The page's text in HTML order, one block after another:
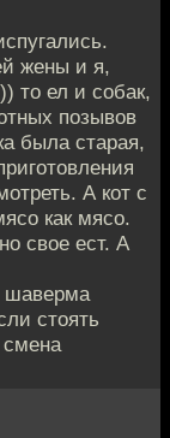
жены и я,
то ел и собак,
позывов
была старая,
А кот с
как мясо.
свое ест. А
шаверма
стоять
смена